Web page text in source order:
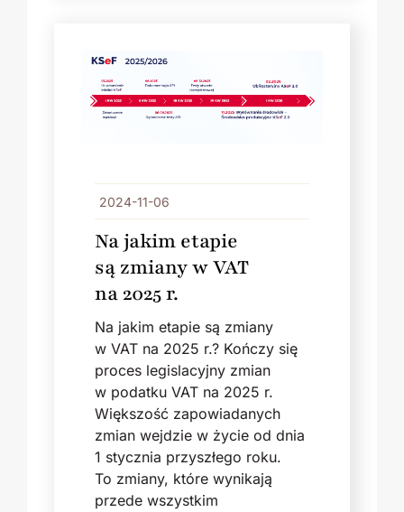
2024-11-06
Na jakim etapie
są zmiany w VAT
na 2025 r.
Na jakim etapie są zmiany
w VAT na 2025 r.? Kończy się
proces legislacyjny zmian
w podatku VAT na 2025 r.
Większość zapowiadanych
zmian wejdzie w życie od dnia
1 stycznia przyszłego roku.
To zmiany, które wynikają
przede wszystkim